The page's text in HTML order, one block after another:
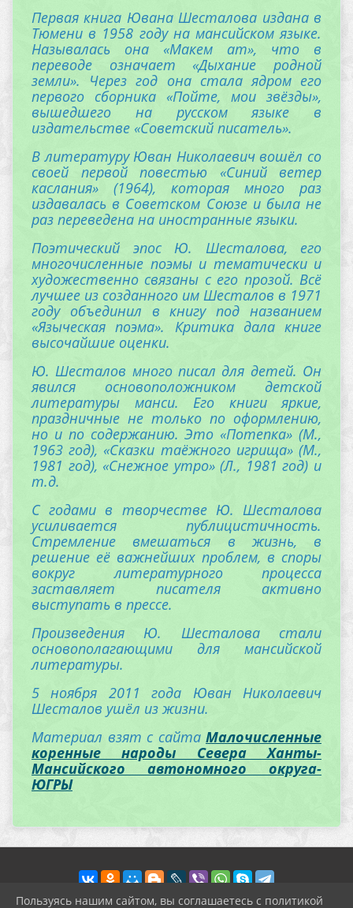
Первая книга Ювана Шесталова издана в
Тюмени в 1958 году на мансийском языке.
Называлась она «Макем ат», что в
переводе означает «Дыхание родной
земли». Через год она стала ядром его
первого сборника «Пойте, мои звёзды»,
вышедшего на русском языке в
издательстве «Советский писатель».
В литературу Юван Николаевич вошёл со
своей первой повестью «Синий ветер
каслания» (1964), которая много раз
издавалась в Советском Союзе и была не
раз переведена на иностранные языки.
Поэтический эпос Ю. Шесталова, его
многочисленные поэмы и тематически и
художественно связаны с его прозой. Всё
лучшее из созданного им Шесталов в 1971
году объединил в книгу под названием
«Языческая поэма». Критика дала книге
высочайшие оценки.
Ю. Шесталов много писал для детей. Он
явился основоположником детской
литературы манси. Его книги яркие,
праздничные не только по оформлению,
но и по содержанию. Это «Потепка» (М.,
1963 год), «Сказки таёжного игрища» (М.,
1981 год), «Снежное утро» (Л., 1981 год) и
т.д.
С годами в творчестве Ю. Шесталова
усиливается публицистичность.
Стремление вмешаться в жизнь, в
решение её важнейших проблем, в споры
вокруг литературного процесса
заставляет писателя активно
выступать в прессе.
Произведения Ю. Шесталова стали
основополагающими для мансийской
литературы.
5 ноября 2011 года Юван Николаевич
Шесталов ушёл из жизни.
Материал взят с сайта Малочисленные
коренные народы Севера Ханты-
Мансийского автономного округа-
ЮГРЫ
Пользуясь нашим сайтом, вы соглашаетесь с политикой